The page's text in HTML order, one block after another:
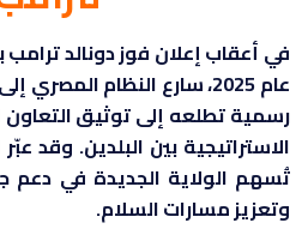
في أعقاب إعلان فوز دونالد ترامب
عام 2025، سارع النظام
رسمية تطلعه إلى توثيق التعاون
الاستراتيجية بين البلدين. وقد
تُسهم الولاية الجديدة في دعم
وتعزيز مسارات السلام.